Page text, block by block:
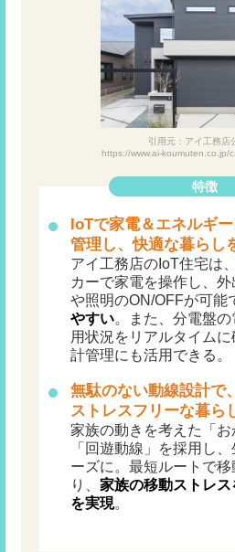
引用元：アイ工務店
https://www.ai-koumuten.co.jp/
特徴
IoTで家電＆エネルギ
管理し、快適な暮らし
アイ工務店のIoT住宅は
カーで家電を操作し、
や照明のON/OFFが可能
やすい。また、分電盤
用状況をリアルタイム
計管理にも活用できる。
無駄のない動線設計で、
ストレスフリーな暮ら
家族の動きを考えた「
「回遊動線」を採用し
ーズに。最短ルートで
り、家族の移動ストレ
を実現。